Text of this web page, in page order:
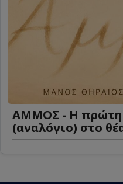
ΑΜΜΟΣ - Η πρώτη
(αναλόγιο) στο